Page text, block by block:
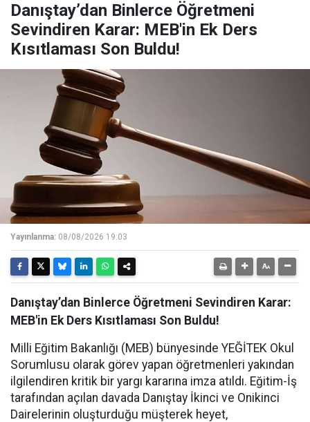
Danıştay’dan Binlerce Öğretmeni
Sevindiren Karar: MEB'in Ek Ders
Kısıtlaması Son Buldu!
Yayınlanma: 08/08/2026 19:03
Danıştay’dan Binlerce Öğretmeni Sevindiren Karar:
MEB'in Ek Ders Kısıtlaması Son Buldu!
Milli Eğitim Bakanlığı (MEB) bünyesinde YEĞİTEK Okul
Sorumlusu olarak görev yapan öğretmenleri yakından
ilgilendiren kritik bir yargı kararına imza atıldı. Eğitim-İş
tarafından açılan davada Danıştay İkinci ve Onikinci
Dairelerinin oluşturduğu müşterek heyet,